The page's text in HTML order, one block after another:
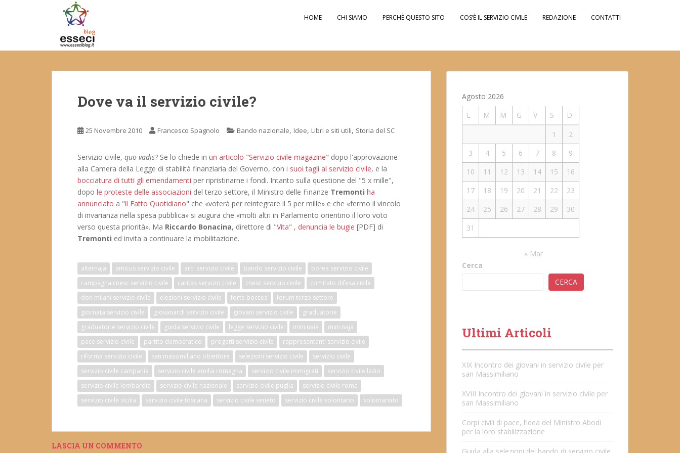
t
HOME CHI SIAMO PERCHÈ QUESTO SITO COS’È IL SERVIZIO CIVILE REDAZIONE CONTATTI
Dove va il servizio civile?
25 Novembre 2010 Francesco Spagnolo Bando nazionale, Idee, Libri e siti utili, Storia del SC
Servizio civile, quo vadis? Se lo chiede in un articolo "Servizio civile magazine" dopo l'approvazione
alla Camera della Legge di stabilità finanziaria del Governo, con i suoi tagli al servizio civile, e la
bocciatura di tutti gli emendamenti per ripristinarne i fondi. Intanto sulla questione del "5 x mille",
dopo le proteste delle associazioni del terzo settore, il Ministro delle Finanze Tremonti ha
annunciato a "il Fatto Quotidiano" che «voterà per reintegrare il 5 per mille» e che «fermo il vincolo
di invarianza nella spesa pubblica» si augura che «molti altri in Parlamento orientino il loro voto
verso questa priorità». Ma Riccardo Bonacina, direttore di "Vita" , denuncia le bugie [PDF] di
Tremonti ed invita a continuare la mobilitazione.
alternaja amicus servizio civile arci servizio civile bando servizio civile
borea servizio civile
campagna cnesc servizio civile
caritas servizio civile cnesc servizio civile
comitato difesa civile
don milani servizio civile
elezioni servizio civile forte boccea
forum terzo settore
giornata servizio civile
giovanardi servizio civile giovani servizio civile
graduatorie
graduatorie servizio civile
guida servizio civile legge servizio civile mini naia
mini naja
pace servizio civile
partito democratico progetti servizio civile
rappresentanti servizio civile
riforma servizio civile
san massimiliano obiettore selezioni servizio civile
servizio civile
servizio civile campania
servizio civile emilia romagna servizio civile immigrati
servizio civile lazio
servizio civile lombardia
servizio civile nazionale servizio civile puglia
servizio civile roma
servizio civile sicilia
servizio civile toscana servizio civile veneto servizio civile volontario volontariato
LASCIA UN COMMENTO
Agosto 2026
L
M M G V S
D
1
2
3
4 5 6 7 8
9
10
11 12 13 14 15
16
17
18 19 20 21 22
23
24
25 26 27 28 29
30
31
« Mar
Cerca
CERCA
Ultimi Articoli
XIX Incontro dei giovani in servizio civile per
san Massimiliano
XVIII Incontro dei giovani in servizio civile per
san Massimiliano
Corpi civili di pace, l’idea del Ministro Abodi
per la loro stabilizzazione